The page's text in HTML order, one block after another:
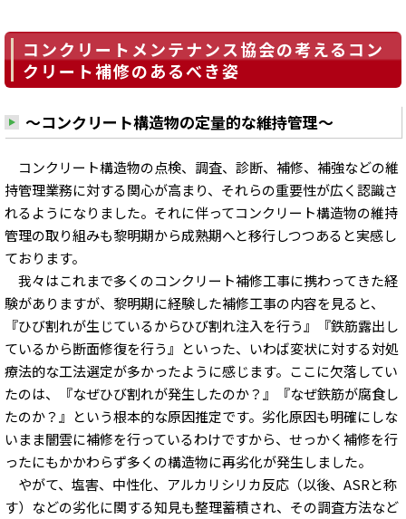
コンクリートメンテナンス協会の考えるコン
クリート補修のあるべき姿
～コンクリート構造物の定量的な維持管理～
コンクリート構造物の点検、調査、診断、補修、補強などの維
持管理業務に対する関心が高まり、それらの重要性が広く認識さ
れるようになりました。それに伴ってコンクリート構造物の維持
管理の取り組みも黎明期から成熟期へと移行しつつあると実感し
ております。
我々はこれまで多くのコンクリート補修工事に携わってきた経
験がありますが、黎明期に経験した補修工事の内容を見ると、
『ひび割れが生じているからひび割れ注入を行う』『鉄筋露出し
ているから断面修復を行う』といった、いわば変状に対する対処
療法的な工法選定が多かったように感じます。ここに欠落してい
たのは、『なぜひび割れが発生したのか？』『なぜ鉄筋が腐食し
たのか？』という根本的な原因推定です。劣化原因も明確にしな
いまま闇雲に補修を行っているわけですから、せっかく補修を行
ったにもかかわらず多くの構造物に再劣化が発生しました。
やがて、塩害、中性化、アルカリシリカ反応（以後、ASRと称
す）などの劣化に関する知見も整理蓄積され、その調査方法など